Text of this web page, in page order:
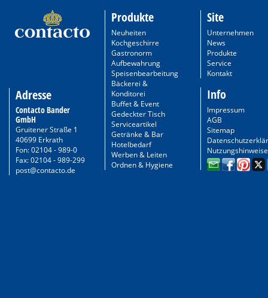
Adresse
Contacto Bander
GmbH
Gruitener Straße 1
40699 Erkrath
Fon: 02104 - 989-0
Fax: 02104 - 989-299
post@contacto.de
Produkte
Neuheiten
Kochgeschirre
Gastronorm
Aufbewahrung
Speisenbearbeitung
Bäckerei &
Konditorei
Buffet & Event
Gedeckter Tisch
Serviceartikel
Getränke & Bar
Hotelbedarf
Werben & Leiten
Ordnen & Hygiene
Site
Unternehmen
News
Produkte
Service
Kontakt
Info
Impressum
AGB
Sitemap
Nutzungshinweise